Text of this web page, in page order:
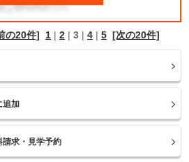
の20件] 1 | 2 | 3 | 4 | 5 [次の20件]